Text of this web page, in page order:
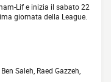
Lif e inizia il sabato 22
giornata della League.
Saleh, Raed Gazzeh,